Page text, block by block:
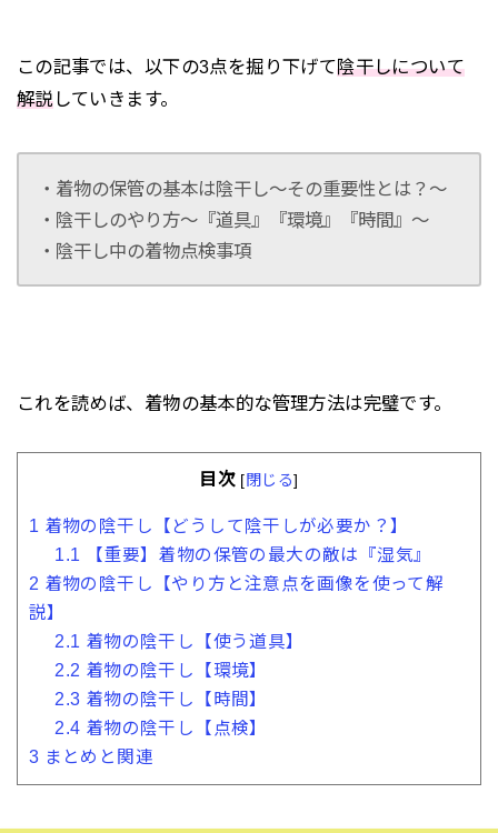
この記事では、以下の3点を掘り下げて陰干しについて
解説していきます。
・着物の保管の基本は陰干し〜その重要性とは？〜
・陰干しのやり方〜『道具』『環境』『時間』〜
・陰干し中の着物点検事項
これを読めば、着物の基本的な管理方法は完璧です。
目次 [閉じる]
1 着物の陰干し【どうして陰干しが必要か？】
1.1 【重要】着物の保管の最大の敵は『湿気』
2 着物の陰干し【やり方と注意点を画像を使って解
説】
2.1 着物の陰干し【使う道具】
2.2 着物の陰干し【環境】
2.3 着物の陰干し【時間】
2.4 着物の陰干し【点検】
3 まとめと関連